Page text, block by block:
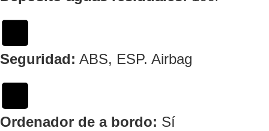
Seguridad: ABS, ESP. Airbag
Ordenador de a bordo: Sí